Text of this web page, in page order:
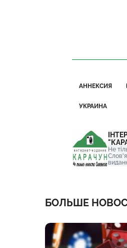
АННЕКСИЯ
УКРАИНА
Не
БОЛЬШЕ